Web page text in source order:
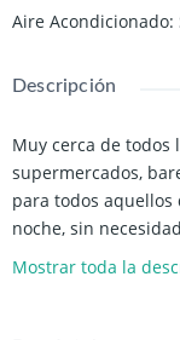
Aire Acondicionado:
Descripción
Muy cerca de todos
supermercados,
para todos
noche, sin
urbanización muy
enormes. El
Mostrar toda la